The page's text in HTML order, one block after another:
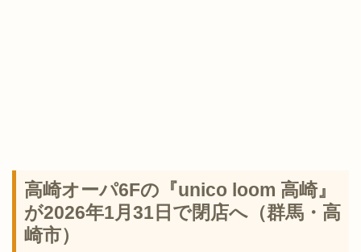
高崎オーパ6Fの『unico loom 高崎』
が2026年1月31日で閉店へ（群馬・高
崎市）